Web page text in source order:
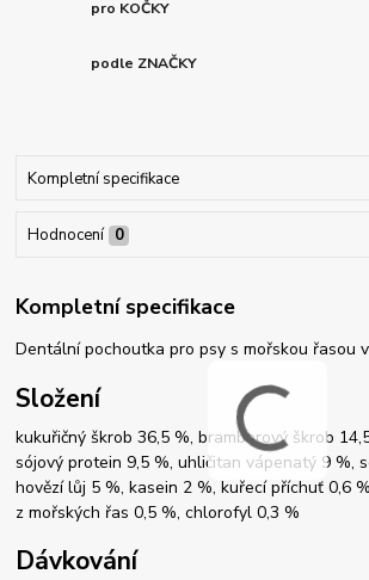
pro KOČKY
podle ZNAČKY
Kompletní specifikace
Hodnocení 0
Kompletní specifikace
Dentální pochoutka pro psy s mořskou řasou
Složení
kukuřičný škrob 36,5 %, bramborový škrob
sójový protein 9,5 %, uhličitan vápenatý 9 %,
hovězí lůj 5 %, kasein 2 %, kuřecí příchuť 0,6
z mořských řas 0,5 %, chlorofyl 0,3 %
Dávkování